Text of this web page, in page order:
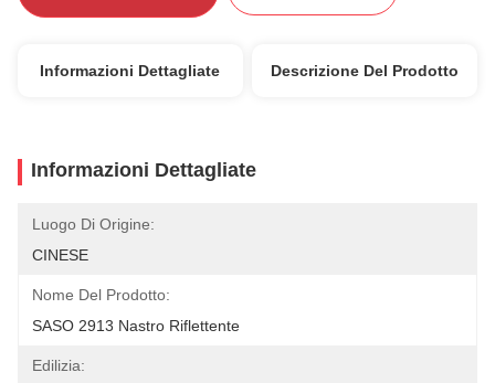
Informazioni Dettagliate Descrizione Del Prodotto
Informazioni Dettagliate
Luogo Di Origine:
CINESE
Nome Del Prodotto:
SASO 2913 Nastro Riflettente
Edilizia: